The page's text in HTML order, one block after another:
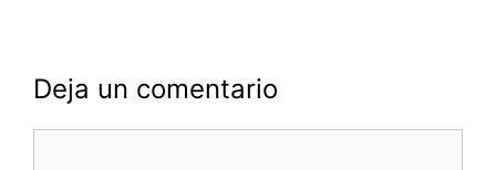
Deja un comentario